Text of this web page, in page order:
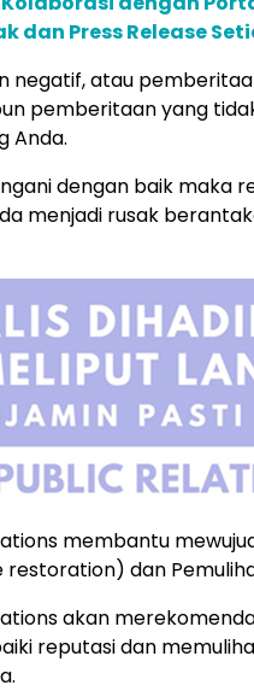
dan Press Release
negatif, atau
pemberitaan yang
Anda.
dengan baik maka
menjadi rusak
membantu
dan
akan
reputasi dan